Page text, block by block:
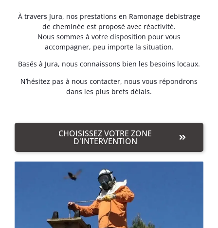
À travers Jura, nos prestations en Ramonage debistrage
de cheminée est proposé avec réactivité.
Nous sommes à votre disposition pour vous
accompagner, peu importe la situation.
Basés à Jura, nous connaissons bien les besoins locaux.
N’hésitez pas à nous contacter, nous vous répondrons
dans les plus brefs délais.
CHOISISSEZ VOTRE ZONE
D'INTERVENTION